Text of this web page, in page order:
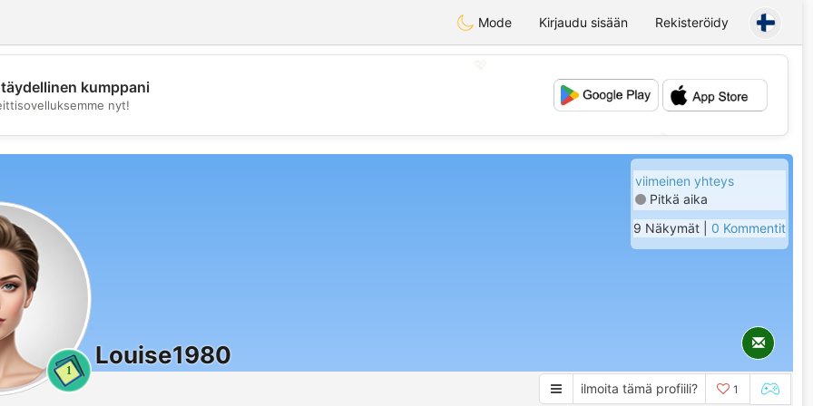
Mode Kirjaudu sisään Rekisteröidy
💖
💕
kumppani
nyt!
1
Louise1980
viimeinen yhteys
Pitkä aika
9 Näkymät | 0 Kommentit
ilmoita tämä profiili? 1